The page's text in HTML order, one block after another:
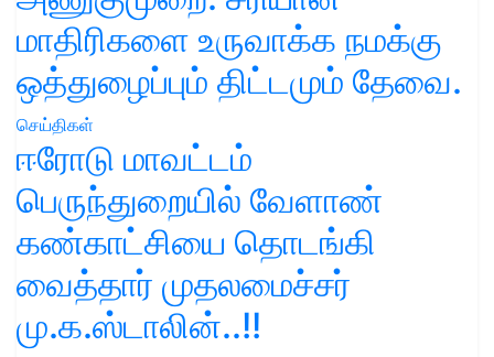
மாதிரிகளை உருவாக்க நமக்கு
ஒத்துழைப்பும் திட்டமும் தேவை.
செய்திகள்
ஈரோடு மாவட்டம்
பெருந்துறையில் வேளாண்
கண்காட்சியை தொடங்கி
வைத்தார் முதலமைச்சர்
மு.க.ஸ்டாலின்..!!